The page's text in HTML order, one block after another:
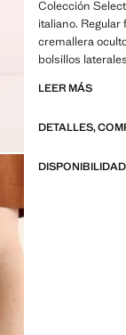
Colección
italiano.
cremallera
bolsillos
líneas
conseguir un
LEER MÁS
DETALLES,